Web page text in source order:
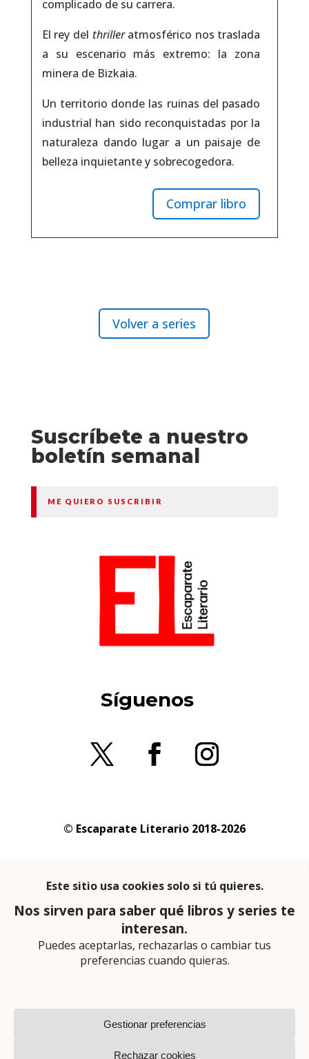
complicado de su carrera.
El rey del thrilleratmosférico nos traslada
a su escenario más extremo: la zona
minera de Bizkaia.
Un territorio donde las ruinas del pasado
industrial han sido reconquistadas por la
naturaleza dando lugar a un paisaje de
belleza inquietante y sobrecogedora.
Comprar libro
Volver a series
Suscríbete a nuestro
boletín semanal
ME QUIERO SUSCRIBIR
Síguenos
© Escaparate Literario 2018-2026
privacidad
En calidad de afiliado de Amazon obtengo
ingresos por las compras adscritas que